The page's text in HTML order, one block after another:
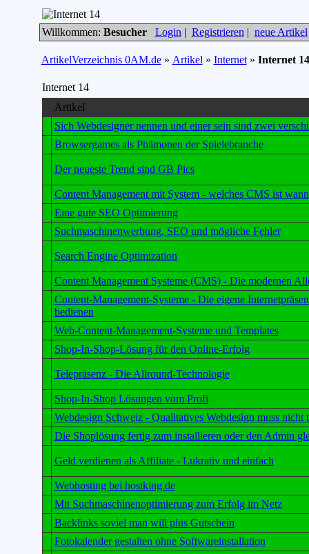
Willkommen: Besucher Login | Registrieren | neue Artikel
ArtikelVerzeichnis 0AM.de» Artikel » Internet» Internet 14
Internet 14
Artikel
Sich Webdesigner nennen und einer sein sind zwei
Browsergames als Phämonen der Spielebranche
Der neueste Trend sind GB Pics
Content Management mit System - welches CMS ist
Eine gute SEO Optimierung
Suchmaschinenwerbung, SEO und mögliche Fehler
Search Engine Optimization
Content Management Systeme (CMS) - Die modernen
Content-Management-Systeme - Die eigene
bedienen
Web-Content-Management-Systeme und Templates
Shop-In-Shop-Lösung für den Online-Erfolg
Telepräsenz - Die Allround-Technologie
Shop-In-Shop Lösungen vom Profi
Webdesign Schweiz - Qualitatives Webdesign muss nicht
Die Shoplösung fertig zum installieren oder den Admin
Geld verdienen als Affiliate - Lukrativ und einfach
Webhosting bei hostking.de
Mit Suchmaschinenoptimierung zum Erfolg im Netz
Backlinks soviel man will plus Gutschein
Fotokalender gestalten ohne Softwareinstallation